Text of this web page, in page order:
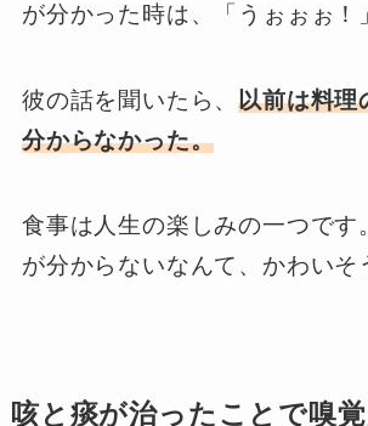
が分かった時は、「うぉぉぉ！
彼の話を聞いたら、以前は料理
分からなかった。
食事は人生の楽しみの一つです
が分からないなんて、かわいそ
咳と痰が治ったことで嗅